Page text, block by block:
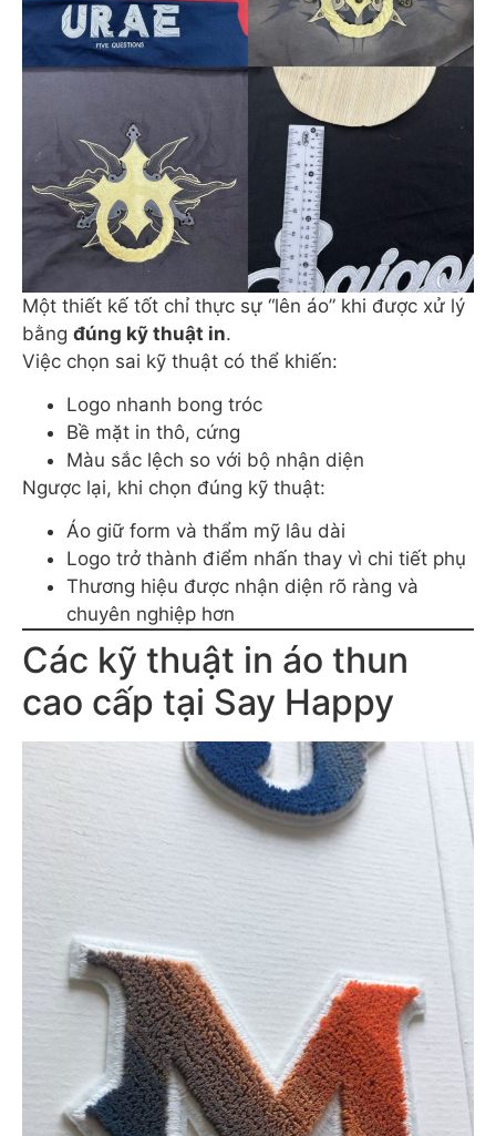
Một thiết kế tốt chỉ thực sự “lên áo” khi được xử lý
bằng đúng kỹ thuật in.
Việc chọn sai kỹ thuật có thể khiến:
Logo nhanh bong tróc
Bề mặt in thô, cứng
Màu sắc lệch so với bộ nhận diện
Ngược lại, khi chọn đúng kỹ thuật:
Áo giữ form và thẩm mỹ lâu dài
Logo trở thành điểm nhấn thay vì chi tiết phụ
Thương hiệu được nhận diện rõ ràng và
chuyên nghiệp hơn
Các kỹ thuật in áo thun
cao cấp tại Say Happy